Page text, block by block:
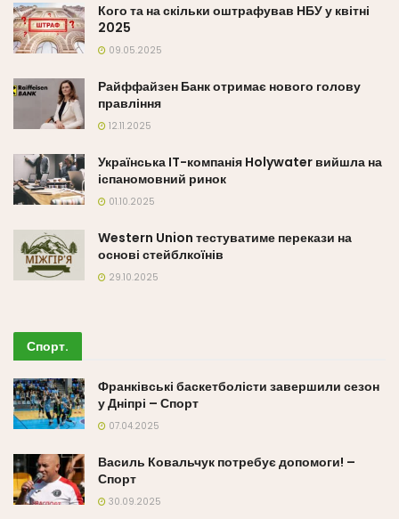
Кого та на скільки оштрафував НБУ у квітні
2025
09.05.2025
Райффайзен Банк отримає нового голову
правління
12.11.2025
Українська IT-компанія Holywater вийшла на
іспаномовний ринок
01.10.2025
Western Union тестуватиме перекази на
основі стейблкоїнів
29.10.2025
Спорт.
Франківські баскетболісти завершили сезон
у Дніпрі – Спорт
07.04.2025
Василь Ковальчук потребує допомоги! –
Спорт
30.09.2025